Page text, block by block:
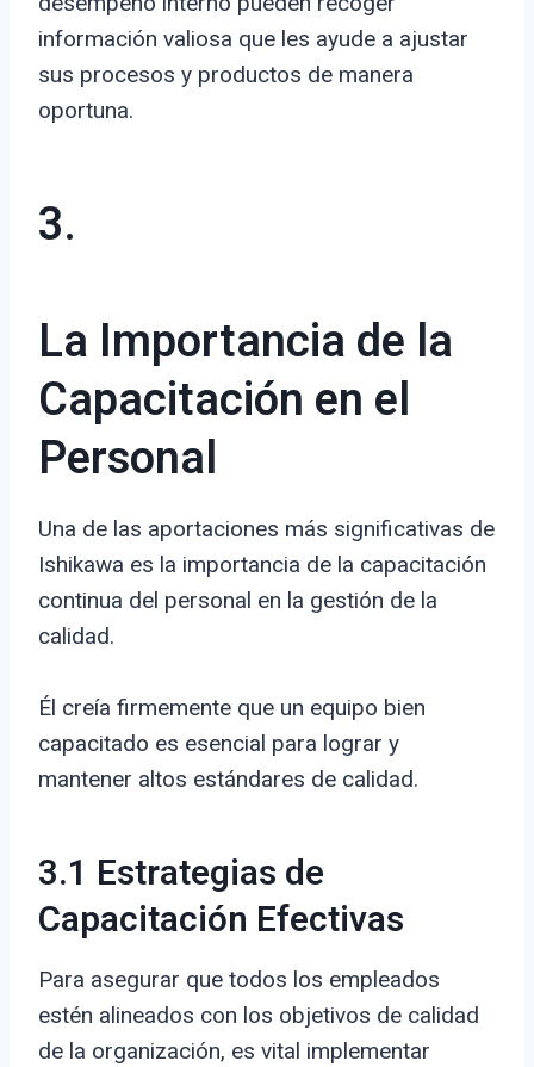
información valiosa que les ayude a ajustar
sus procesos y productos de manera
oportuna.
3.
La Importancia de la
Capacitación en el
Personal
Una de las aportaciones más significativas de
Ishikawa es la importancia de la capacitación
continua del personal en la gestión de la
calidad.
Él creía firmemente que un equipo bien
capacitado es esencial para lograr y
mantener altos estándares de calidad.
3.1 Estrategias de
Capacitación Efectivas
Para asegurar que todos los empleados
estén alineados con los objetivos de calidad
de la organización, es vital implementar